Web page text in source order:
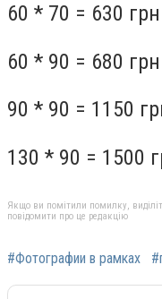
60 * 70 = 630 грн
60 * 90 = 680 грн
90 * 90 = 1150
130 * 90 = 1500
Якщо ви помітили помилку,
повідомити про це редакцію
#Фотографии в рамках